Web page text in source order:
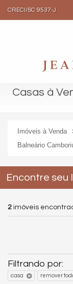
CRECI/SC 9537-J
Casas à
Imóveis à Venda
Balneário
Encontre seu
2 imóveis
Filtrando por:
casa remover